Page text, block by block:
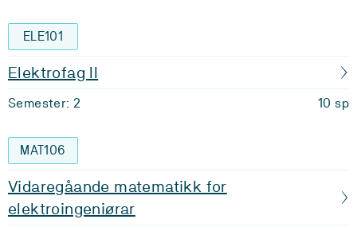
ELE101
Elektrofag II
Semester: 2 10 sp
MAT106
Vidaregåande matematikk for
elektroingeniørar